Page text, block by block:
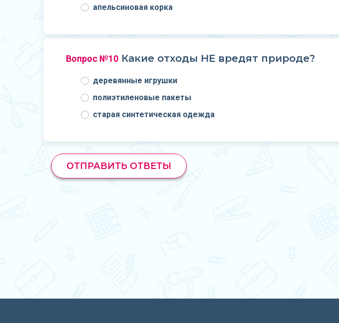
апельсиновая корка
Вопрос №10 Какие отходы НЕ вредят природе?
деревянные игрушки
полиэтиленовые пакеты
старая синтетическая одежда
ОТПРАВИТЬ ОТВЕТЫ